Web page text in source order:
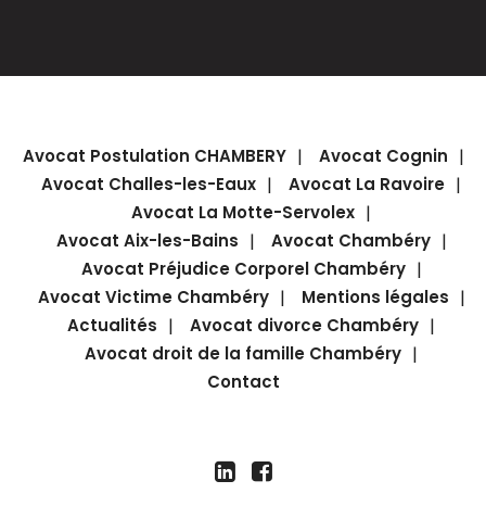
Avocat Postulation CHAMBERY
Avocat Cognin
Avocat Challes-les-Eaux
Avocat La Ravoire
Avocat La Motte-Servolex
Avocat Aix-les-Bains
Avocat Chambéry
Avocat Préjudice Corporel Chambéry
Avocat Victime Chambéry
Mentions légales
Actualités
Avocat divorce Chambéry
Avocat droit de la famille Chambéry
Contact